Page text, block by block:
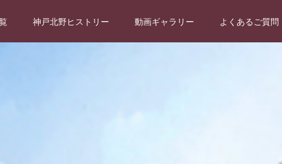
神戸北野ヒストリー 動画ギャラリー よくあるご質問